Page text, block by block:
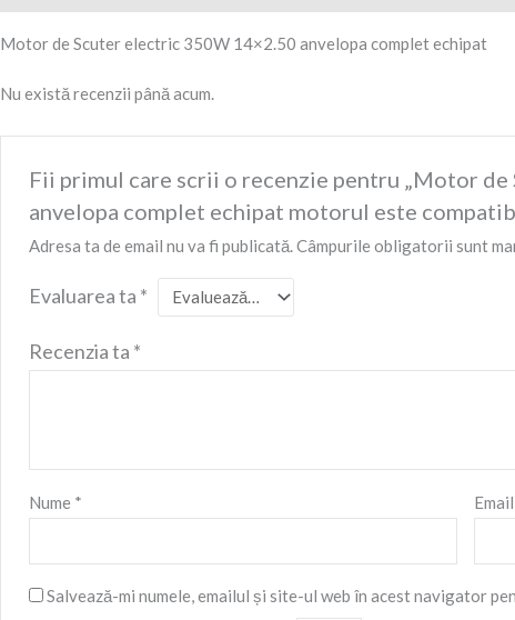
Motor de Scuter electric 350W 14×2.50 anvelopa complet echipat
Nu există recenzii până acum.
Fii primul care scrii o recenzie pentru „Motor
anvelopa complet echipat motorul este
Adresa ta de email nu va fi publicată.Câmpurile obligatorii sunt
Evaluarea ta *
Recenzia ta *
Nume * Email
Salvează-mi numele, emailul și site-ul web în acest navigator